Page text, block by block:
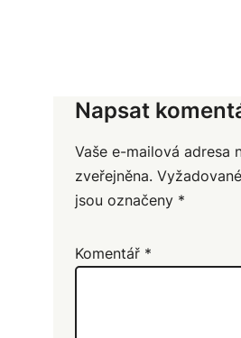
Napsat
Vaše e-mailová adresa
zveřejněna.
jsou označeny *
Komentář *